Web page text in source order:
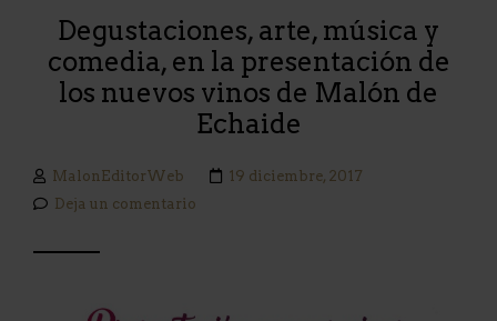
Degustaciones, arte, música y
comedia, en la presentación de
los nuevos vinos de Malón de
Echaide
MalonEditorWeb
19 diciembre, 2017
Deja un comentario